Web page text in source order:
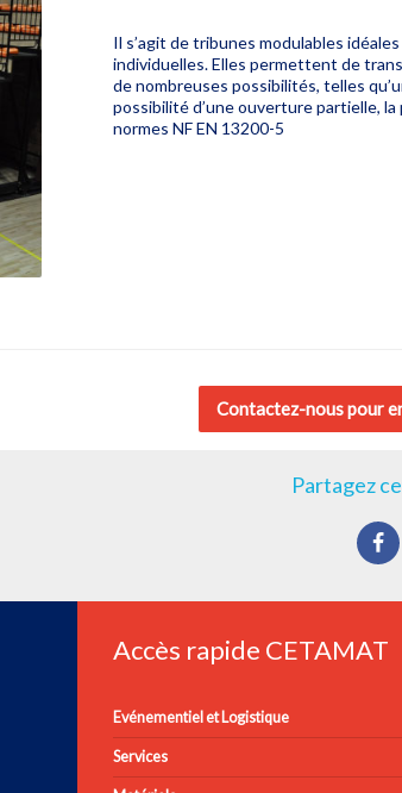
Il s’agit de tribunes modulables
individuelles. Elles permettent de
de nombreuses possibilités, telles
possibilité d’une ouverture partielle,
normes NF EN 13200-5
Contactez-nous pour
Partagez
Accès rapide CETAMAT
Evénementiel et Logistique
Services